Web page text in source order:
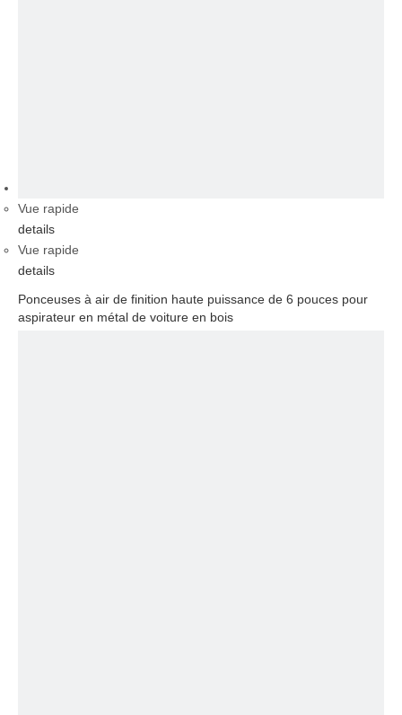
Vue rapide
details
Vue rapide
details
Ponceuses à air de finition haute puissance de 6 pouces pour
aspirateur en métal de voiture en bois